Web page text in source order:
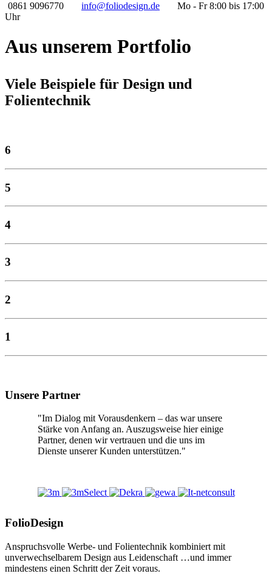
0861 9096770
info@foliodesign.de
Mo - Fr 8:00 bis 17:00
Uhr
Aus unserem Portfolio
Viele Beispiele für Design und
Folientechnik
6
5
4
3
2
1
Unsere Partner
"Im Dialog mit Vorausdenkern – das war unsere
Stärke von Anfang an. Auszugsweise hier einige
Partner, denen wir vertrauen und die uns im
Dienste unserer Kunden unterstützen."
FolioDesign
Anspruchsvolle Werbe- und Folientechnik kombiniert mit
unverwechselbarem Design aus Leidenschaft …und immer
mindestens einen Schritt der Zeit voraus.